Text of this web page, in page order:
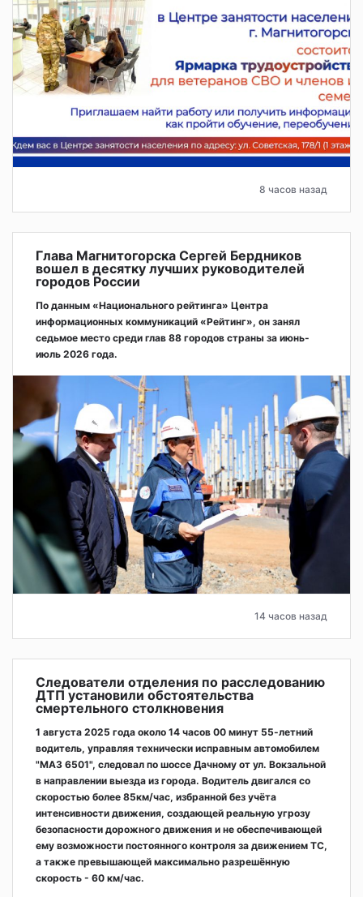
8 часов назад
Глава Магнитогорска Сергей Бердников
вошел в десятку лучших руководителей
городов России
По данным «Национального рейтинга» Центра
информационных коммуникаций «Рейтинг», он занял
седьмое место среди глав 88 городов страны за июнь-
июль 2026 года.
14 часов назад
Следователи отделения по расследованию
ДТП установили обстоятельства
смертельного столкновения
1 августа 2025 года около 14 часов 00 минут 55-летний
водитель, управляя технически исправным автомобилем
"МАЗ 6501", следовал по шоссе Дачному от ул. Вокзальной
в направлении выезда из города. Водитель двигался со
скоростью более 85км/час, избранной без учёта
интенсивности движения, создающей реальную угрозу
безопасности дорожного движения и не обеспечивающей
ему возможности постоянного контроля за движением ТС,
а также превышающей максимально разрешённую
скорость - 60 км/час.